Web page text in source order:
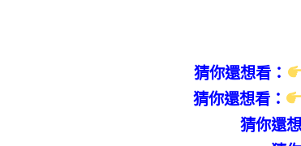
猜你還想看：
猜你還想看：
猜你還